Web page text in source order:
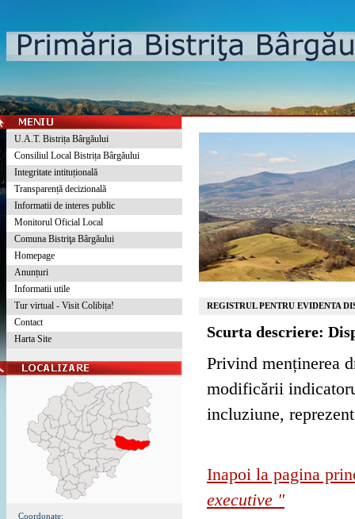
U.A.T. Bistrița Bârgăului
Consiliul Local Bistrița Bârgăului
Integritate intituțională
Transparență decizională
Informatii de interes public
Monitorul Oficial Local
Comuna Bistriţa Bârgăului
Homepage
Anunțuri
Informatii utile
Tur virtual - Visit Colibița!
Contact
Harta Site
Coordonate:
REGISTRUL PENTRU EVIDENTA
Scurta descriere:
Privind menținerea
modificării
incluziune,
Inapoi la pagina
executive "